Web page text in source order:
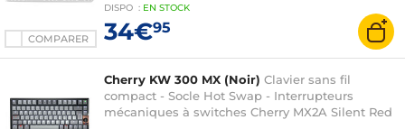
COMPARER
DISPO : EN STOCK
34€95
Cherry KW 300 MX (Noir) Clavier sans fil
compact - Socle Hot Swap - Interrupteurs
mécaniques à switches Cherry MX2A Silent Red